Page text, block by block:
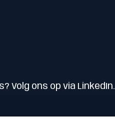
Volg ons op via LinkedIn.